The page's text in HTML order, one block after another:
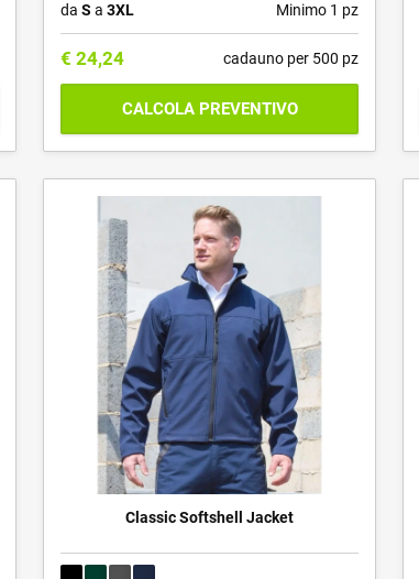
da S a 3XL Minimo 1 pz
€ 24,24 cadauno per 500 pz
CALCOLA PREVENTIVO
Classic Softshell Jacket